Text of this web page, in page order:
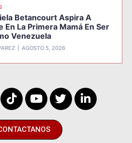
Betancourt Aspira A
En La Primera Mamá En Ser
Venezuela
AGOSTO 5, 2026